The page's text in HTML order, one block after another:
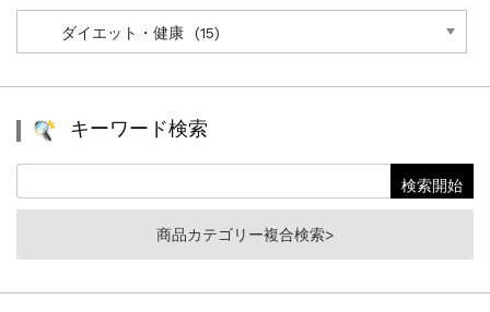
カ
キーワード検索
商品カテゴリー複合検索>